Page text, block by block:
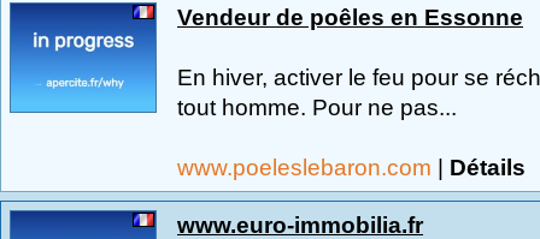
Vendeur de poêles en Essonne
En hiver, activer le feu pour se
tout homme. Pour ne pas...
www.poeleslebaron.com | Détails
www.euro-immobilia.fr